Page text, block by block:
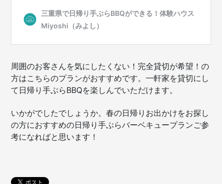
周囲のお客さんを気にしたくない！完全貸切が希望！の
方はこちらのプランがおすすめです。一軒家を貸切にし
て日帰り手ぶらBBQを楽しんでいただけます。
いかがでしたでしょうか。春の日帰りお出かけをお探し
の方におすすめの日帰り手ぶらバーベキュープランご参
考になればと思います！